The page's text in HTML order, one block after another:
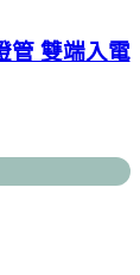
管 雙端入電